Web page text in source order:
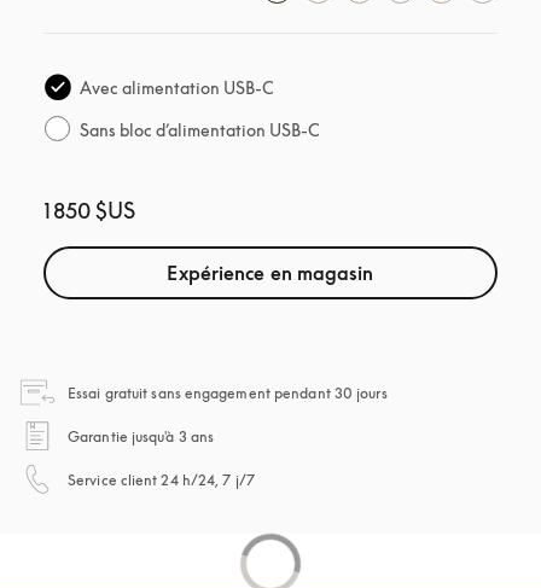
Avec alimentation USB-C
Sans bloc d’alimentation USB-C
1 850 $US
Expérience en magasin
Essai gratuit sans engagement pendant 30 jours
Garantie jusqu'à 3 ans
Service client 24 h/24, 7 j/7s’ouvre dans un nouvel onglet